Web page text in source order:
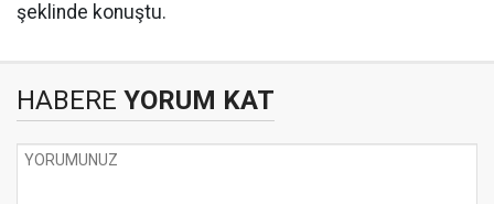
şeklinde konuştu.
HABERE YORUM KAT